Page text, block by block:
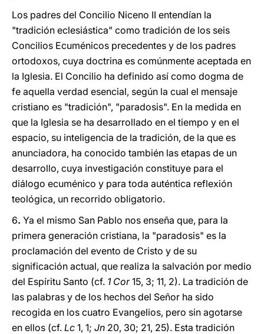
Los padres del Concilio Niceno II entendían la
"tradición eclesiástica" como tradición de los seis
Concilios Ecuménicos precedentes y de los padres
ortodoxos, cuya doctrina es comúnmente aceptada en
la Iglesia. El Concilio ha definido así como dogma de
fe aquella verdad esencial, según la cual el mensaje
cristiano es "tradición", "paradosis". En la medida en
que la Iglesia se ha desarrollado en el tiempo y en el
espacio, su inteligencia de la tradición, de la que es
anunciadora, ha conocido también las etapas de un
desarrollo, cuya investigación constituye para el
diálogo ecuménico y para toda auténtica reflexión
teológica, un recorrido obligatorio.
6. Ya el mismo San Pablo nos enseña que, para la
primera generación cristiana, la "paradosis" es la
proclamación del evento de Cristo y de su
significación actual, que realiza la salvación por medio
del Espíritu Santo (cf. 1 Cor15, 3; 11, 2). La tradición de
las palabras y de los hechos del Señor ha sido
recogida en los cuatro Evangelios, pero sin agotarse
en ellos (cf. Lc 1, 1; Jn 20, 30; 21, 25). Esta tradición